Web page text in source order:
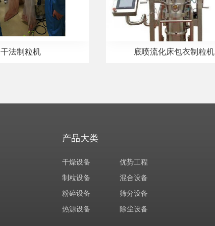
干法制粒机 底喷流化床包衣制粒机
产品大类
干燥设备
优势工程
制粒设备
混合设备
粉碎设备
筛分设备
热源设备
除尘设备